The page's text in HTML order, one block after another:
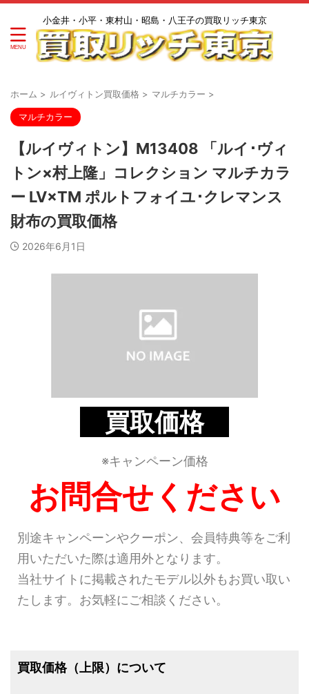
小金井・小平・東村山・昭島・八王子の買取リッチ東京
ホーム > ルイヴィトン買取価格 > マルチカラー >
マルチカラー
【ルイヴィトン】M13408 「ルイ･ヴィ
トン×村上隆」コレクション マルチカラ
ー LV×TM ポルトフォイユ･クレマンス
財布の買取価格
2026年6月1日
買取価格
※キャンペーン価格
お問合せください
別途キャンペーンやクーポン、会員特典等をご利
用いただいた際は適用外となります。
当社サイトに掲載されたモデル以外もお買い取い
たします。お気軽にご相談ください。
買取価格（上限）について